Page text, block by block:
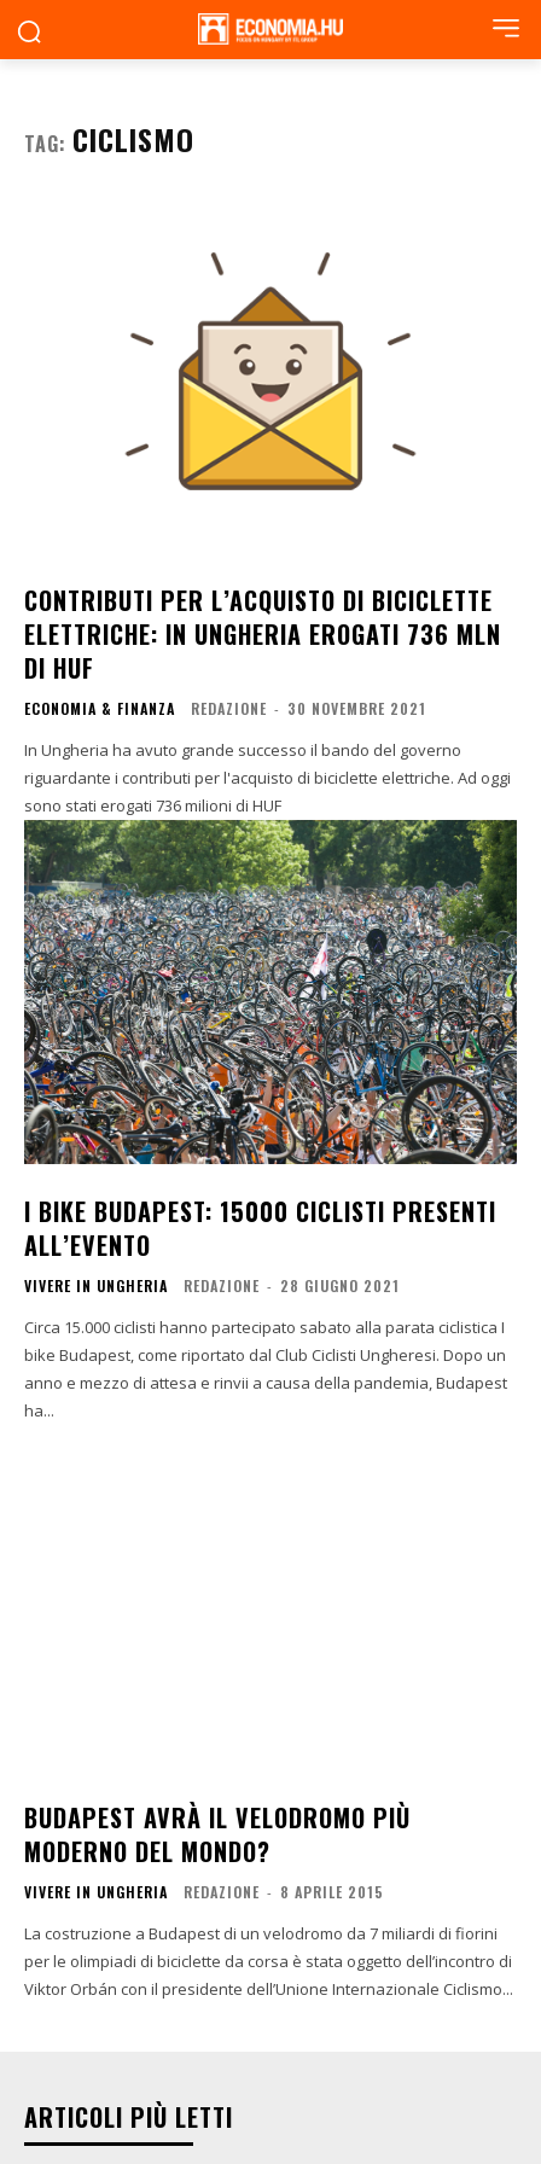
TAG: CICLISMO
CONTRIBUTI PER L’ACQUISTO DI BICICLETTE
ELETTRICHE: IN UNGHERIA EROGATI 736 MLN
DI HUF
ECONOMIA & FINANZA REDAZIONE - 30 NOVEMBRE 2021
In Ungheria ha avuto grande successo il bando del governo
riguardante i contributi per l'acquisto di biciclette elettriche. Ad oggi
sono stati erogati 736 milioni di HUF
I BIKE BUDAPEST: 15000 CICLISTI PRESENTI
ALL’EVENTO
VIVERE IN UNGHERIA REDAZIONE - 28 GIUGNO 2021
Circa 15.000 ciclisti hanno partecipato sabato alla parata ciclistica I
bike Budapest, come riportato dal Club Ciclisti Ungheresi. Dopo un
anno e mezzo di attesa e rinvii a causa della pandemia, Budapest
ha...
BUDAPEST AVRÀ IL VELODROMO PIÙ
MODERNO DEL MONDO?
VIVERE IN UNGHERIA REDAZIONE - 8 APRILE 2015
La costruzione a Budapest di un velodromo da 7 miliardi di fiorini
per le olimpiadi di biciclette da corsa è stata oggetto dell’incontro di
Viktor Orbán con il presidente dell’Unione Internazionale Ciclismo...
ARTICOLI PIÙ LETTI